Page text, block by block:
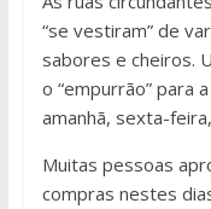
“se vestiram” de
sabores e cheiros.
o “empurrão” para
amanhã, sexta-
Muitas pessoas
compras nestes